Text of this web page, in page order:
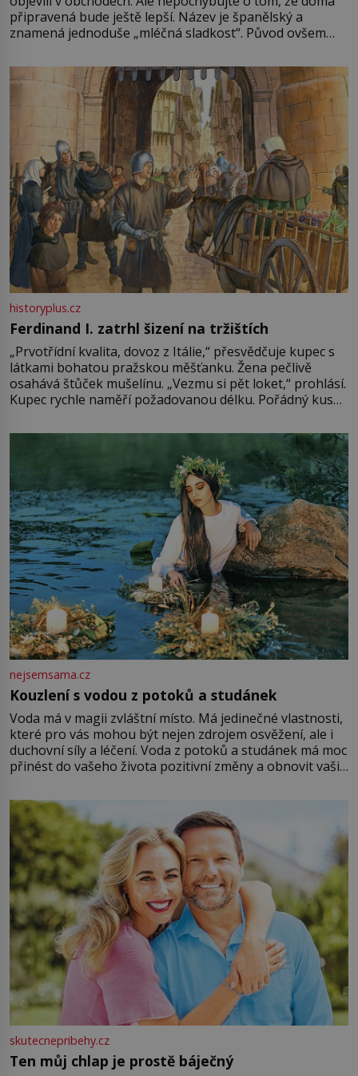
připravená bude ještě lepší. Název je španělský a
znamená jednoduše „mléčná sladkost“. Původ ovšem
pře hned několik latinskoamerických zemí a k tomu
Francie, kde se traduje,
historyplus.cz
Ferdinand I. zatrhl šizení na tržištích
„Prvotřídní kvalita, dovoz z Itálie,“ přesvědčuje kupec s
látkami bohatou pražskou měšťanku. Žena pečlivě
osahává štůček mušelínu. „Vezmu si pět loket,“ prohlásí.
Kupec rychle naměří požadovanou délku. Pořádný kus
milostpaní. Stačí jenom na sukni,“ zhodnotí švadlena
množství růžového mušelínu. „Ošidili vás, podívejte.“
nejsemsama.cz
Kouzlení s vodou z potoků a studánek
Voda má v magii zvláštní místo. Má jedinečné vlastnosti,
které pro vás mohou být nejen zdrojem osvěžení, ale i
duchovní síly a léčení. Voda z potoků a studánek má moc
přinést do vašeho života pozitivní změny a obnovit vaši
můžete obohatit své rituály a přinést do svého života
větší harmonii a klid. Je důležité
skutecnepribehy.cz
Ten můj chlap je prostě báječný